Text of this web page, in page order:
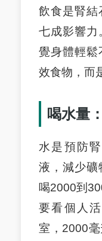
飲食是腎結
七成影響力
覺身體輕鬆
效食物，而
喝水量
水是預防
液，減少礦
喝2000到
要看個人
室，2000毫